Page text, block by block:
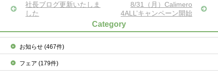
社長ブログ更新いたしま
した
8/31（月）Calimero
4ALL’キャンペーン開始
Category
お知らせ(467件)
フェア(179件)